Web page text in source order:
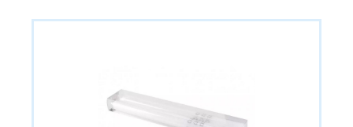
Leuchter) und sorgen für ein gleichmäßiges,
Sauberes, gleichmäßiges Abbrennen Herkunft:
München, Bayern Ob als Vorrat für Ihre Familie,